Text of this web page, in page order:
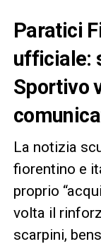
Paratici
ufficiale:
Sportivo
La notizia
fiorentino e
proprio
volta il
scarpini,